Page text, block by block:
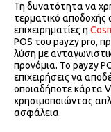
Τη δυνατότητα να
τερματικό αποδοχής
επιχειρηματίες η
POS του payzy pro,
λύση με
προνόμια. Το payzy
επιχειρήσεις να
οποιαδήποτε κάρτα
χρησιμοποιώντας
ασφάλεια.